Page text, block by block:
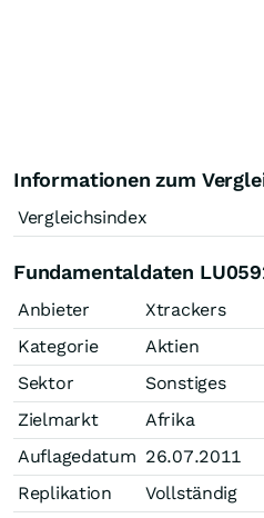
Informationen zum
Vergleichsindex
Fundamentaldaten
Anbieter
Xtrackers
Kategorie
Aktien
Sektor
Sonstiges
Zielmarkt
Afrika
Auflagedatum 26.07.2011
Replikation
Vollständig